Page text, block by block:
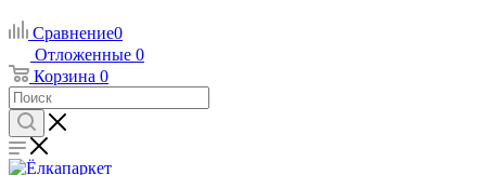
Сравнение0
Отложенные 0
Корзина 0